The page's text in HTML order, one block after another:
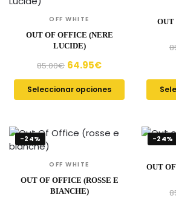
OFF WHITE
OUT OF OFFICE (NERE
LUCIDE)
85.00€ 64.95€
Seleccionar opciones
OUT
-24%
OFF WHITE
OUT OF OFFICE (ROSSE E
BIANCHE)
-24%
OUT